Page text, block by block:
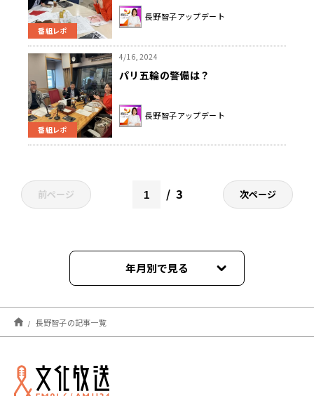
番組レポ
送り！
長野智子アップデート
番組レポ
4/16, 2024
パリ五輪の警備は？
長野智子アップデート
前ページ 3 次ページ
年月別で見る
2026年08月
2026年07月
2026年06月
長野智子の記事一覧